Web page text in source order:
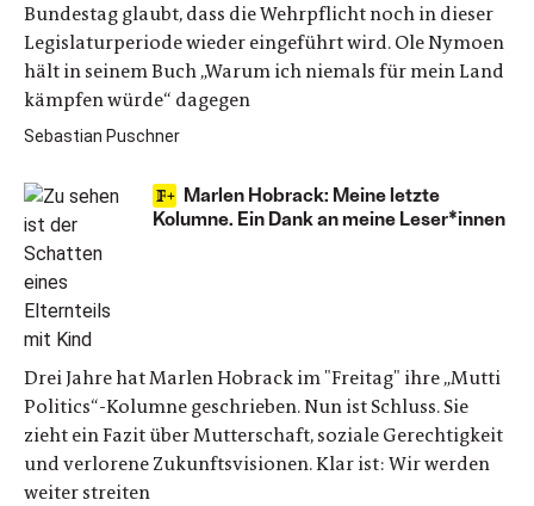
Bundestag glaubt, dass die Wehrpflicht noch in dieser
Legislaturperiode wieder eingeführt wird. Ole Nymoen
hält in seinem Buch „Warum ich niemals für mein Land
kämpfen würde“ dagegen
Sebastian Puschner
Marlen Hobrack: Meine letzte
Kolumne. Ein Dank an meine Leser*innen
Drei Jahre hat Marlen Hobrack im "Freitag" ihre „Mutti
Politics“-Kolumne geschrieben. Nun ist Schluss. Sie
zieht ein Fazit über Mutterschaft, soziale Gerechtigkeit
und verlorene Zukunftsvisionen. Klar ist: Wir werden
weiter streiten